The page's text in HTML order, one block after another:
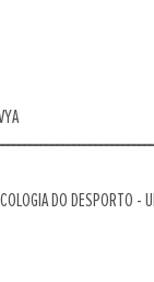
DO DESPORTO -